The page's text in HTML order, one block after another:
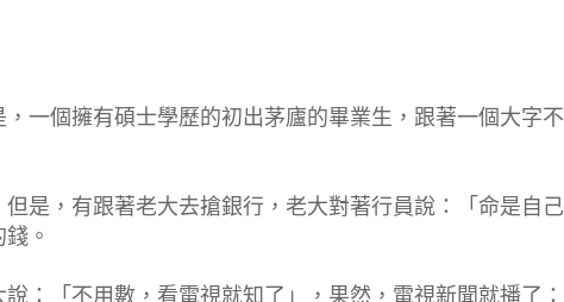
一個擁有碩士學歷的初出茅廬的畢業生，跟著一個大字不
是，有跟著老大去搶銀行，老大對著行員說：「命是自己
。
：「不用數，看電視就知了」，果然，電視新聞就播了：